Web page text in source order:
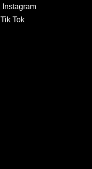
Instagram
Tik Tok